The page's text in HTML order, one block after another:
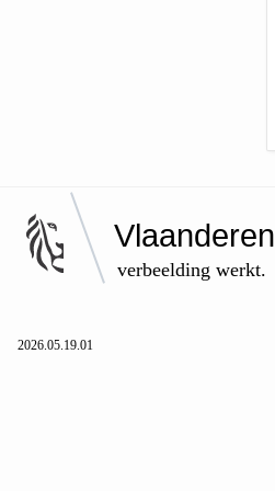
Vlaanderen
verbeelding werkt.
2026.05.19.01